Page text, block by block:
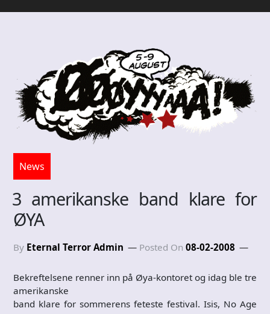
News
3 amerikanske band klare for
ØYA
By Eternal Terror Admin Posted On 08-02-2008
Bekreftelsene renner inn på Øya-kontoret og idag ble tre
amerikanske
band klare for sommerens feteste festival. Isis, No Age